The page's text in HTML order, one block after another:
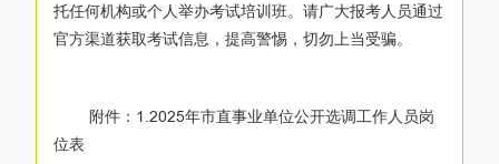
托任何机构或个人举办考试培训班。请广大报考人员通过
官方渠道获取考试信息，提高警惕，切勿上当受骗。
附件：1.2025年市直事业单位公开选调工作人员岗
位表